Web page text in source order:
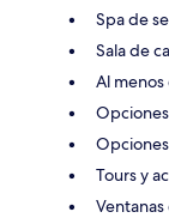
Spa de
Sala de
Al
Tours y